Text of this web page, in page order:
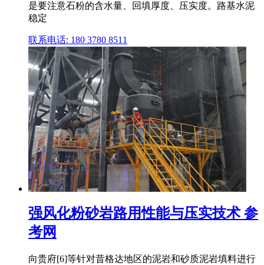
是要注意石粉的含水量、回填厚度、压实度。路基水泥
稳定
联系电话: 180 3780 8511
强风化粉砂岩路用性能与压实技术 参
考网
向贵府[6]等针对昔格达地区的泥岩和砂质泥岩填料进行